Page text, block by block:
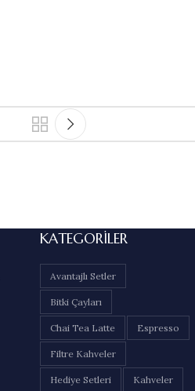
KATEGORILER
Avantajlı Setler
Bitki Çayları
Chai Tea Latte Espresso
Filtre Kahveler
Hediye Setleri Kahveler